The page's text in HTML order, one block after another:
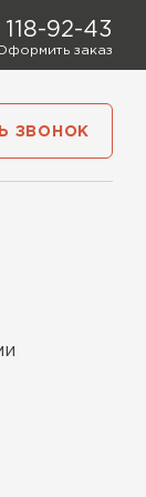
92-43
заказ
ЗВОНОК
Контакты